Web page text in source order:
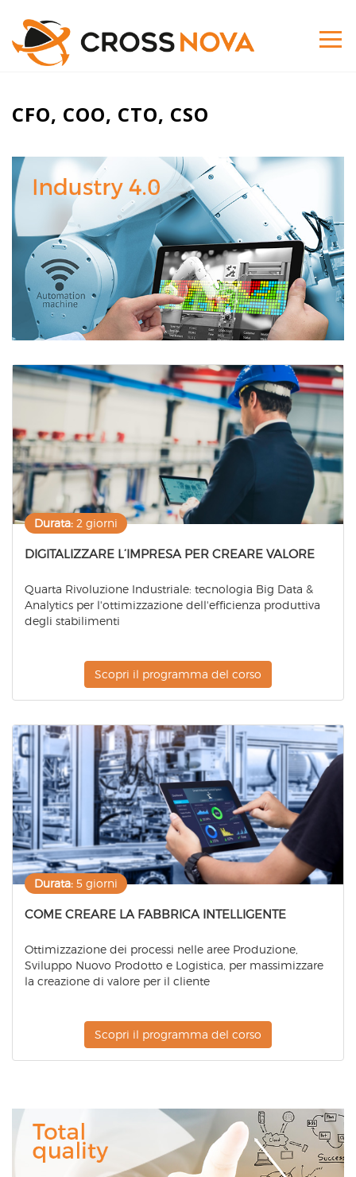
CFO, COO, CTO, CSO
Industry
4.0
Durata: 2 giorni
DIGITALIZZARE L’IMPRESA PER CREARE VALORE
Quarta Rivoluzione Industriale: tecnologia Big Data &
Analytics per l'ottimizzazione dell'efficienza produttiva
degli stabilimenti
Scopri il programma del corso
Durata: 5 giorni
COME CREARE LA FABBRICA INTELLIGENTE
Ottimizzazione dei processi nelle aree Produzione,
Sviluppo Nuovo Prodotto e Logistica, per massimizzare
la creazione di valore per il cliente
Scopri il programma del corso
Quality